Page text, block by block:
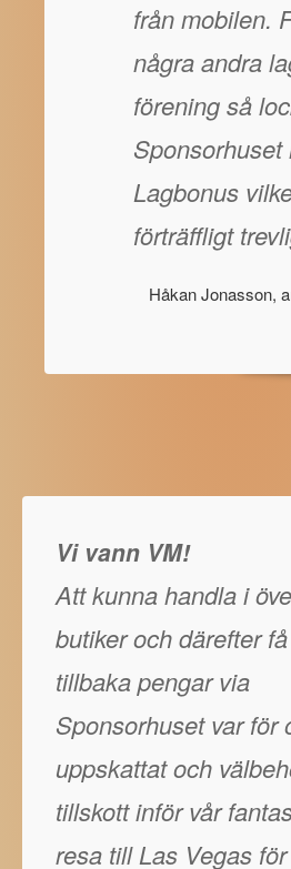
från mobilen.
några andra
förening så
Sponsorhuset
Lagbonus
förträffligt
Håkan Jonasson,
Vi vann VM!
Att kunna handla i
butiker och därefter få
tillbaka pengar via
Sponsorhuset var för
uppskattat och
tillskott inför vår
resa till Las Vegas